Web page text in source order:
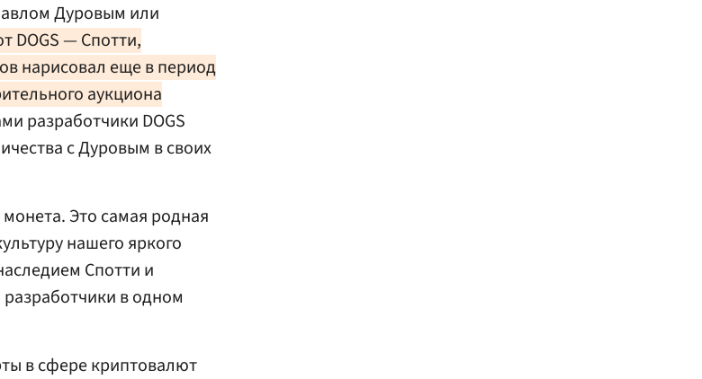
Дуровым или
DOGS — Спотти,
нарисовал еще в период
аукциона
разработчики DOGS
с Дуровым в своих
Это самая родная
нашего яркого
Спотти и
в одном
в сфере криптовалют